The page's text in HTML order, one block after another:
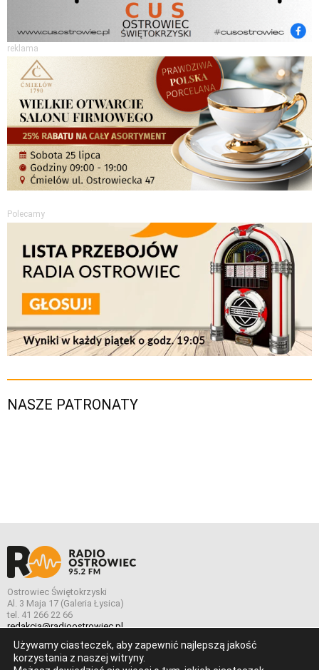
reklama
Polecamy
NASZE PATRONATY
Ostrowiec Świętokrzyski
Al. 3 Maja 17 (Galeria Łysica)
tel. 41 266 22 66
redakcja@radioostrowiec.pl
Używamy ciasteczek, aby zapewnić najlepszą jakość
korzystania z naszej witryny.